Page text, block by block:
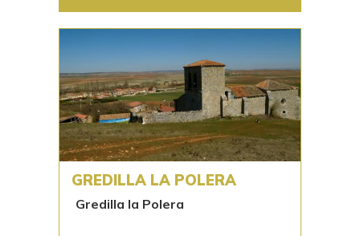
GREDILLA LA POLERA
Gredilla la Polera